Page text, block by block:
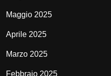
Maggio 2025
Aprile 2025
Marzo 2025
Febbraio 2025